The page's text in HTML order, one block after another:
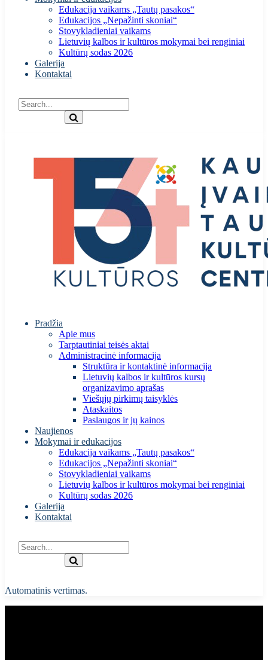
Edukacija vaikams „Tautų pasakos“
Edukacijos „Nepažinti skoniai“
Stovykladieniai vaikams
Lietuvių kalbos ir kultūros mokymai bei renginiai
Kultūrų sodas 2026
Galerija
Kontaktai
Pradžia
Apie mus
Tarptautiniai teisės aktai
Administracinė informacija
Struktūra ir kontaktinė informacija
Lietuvių kalbos ir kultūros kursų
organizavimo aprašas
Viešųjų pirkimų taisyklės
Ataskaitos
Paslaugos ir jų kainos
Naujienos
Mokymai ir edukacijos
Edukacija vaikams „Tautų pasakos“
Edukacijos „Nepažinti skoniai“
Stovykladieniai vaikams
Lietuvių kalbos ir kultūros mokymai bei renginiai
Kultūrų sodas 2026
Galerija
Kontaktai
Automatinis vertimas.